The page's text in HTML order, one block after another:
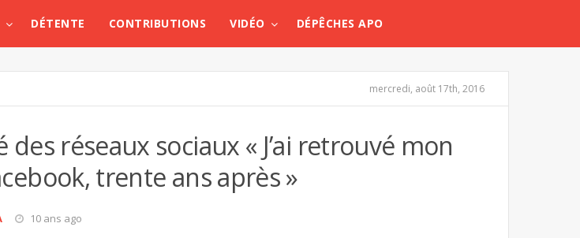
DÉTENTE CONTRIBUTIONS VIDÉO DÉPÊCHES APO
mercredi, août 17th, 2016
des réseaux sociaux « J’ai retrouvé mon
trente ans après »
10 ans ago